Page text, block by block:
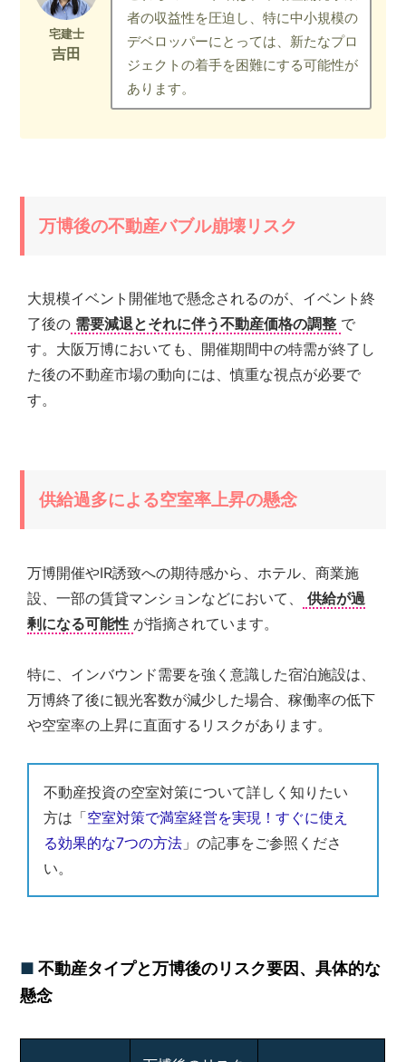
者の収益性を圧迫し、特に中小規模の
デベロッパーにとっては、新たなプロ
ジェクトの着手を困難にする可能性が
あります。
万博後の不動産バブル崩壊リスク
大規模イベント開催地で懸念されるのが、イベント終
了後の 需要減退とそれに伴う不動産価格の調整 で
す。大阪万博においても、開催期間中の特需が終了し
た後の不動産市場の動向には、慎重な視点が必要で
す。
供給過多による空室率上昇の懸念
万博開催やIR誘致への期待感から、ホテル、商業施
設、一部の賃貸マンションなどにおいて、
供給が過
剰になる可能性 が指摘されています。
特に、インバウンド需要を強く意識した宿泊施設は、
万博終了後に観光客数が減少した場合、稼働率の低下
や空室率の上昇に直面するリスクがあります。
不動産投資の空室対策について詳しく知りたい
方は「空室対策で満室経営を実現！すぐに使え
る効果的な7つの方法 」の記事をご参照くださ
い。
不動産タイプと万博後のリスク要因、具体的な
懸念